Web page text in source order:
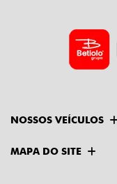
NOSSOS VEÍCULOS
MAPA DO SITE